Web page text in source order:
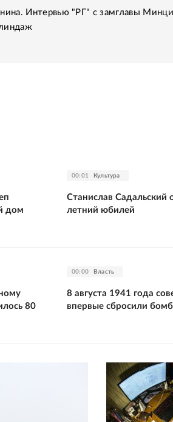
Интервью "РГ" с замглавы
дом
00:01 Культура
Станислав Садальский
летний юбилей
80
00:00 Власть
8 августа 1941 года
впервые сбросили